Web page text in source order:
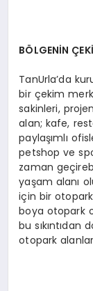
BÖLGENİN
TanUrla’da
bir çekim
sakinleri,
alan; kafe,
paylaşımlı
petshop ve
zaman
yaşam alanı
için bir otopark
boya otopark
bu sıkıntıdan
otopark